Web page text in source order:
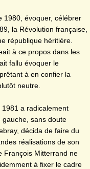
1980, évoquer, célébrer
la Révolution française,
république héritière.
à ce propos dans les
fallu évoquer le
à en confier la
neutre.
1981 a radicalement
sans doute
décida de faire du
réalisations de son
François Mitterrand ne
à fixer le cadre